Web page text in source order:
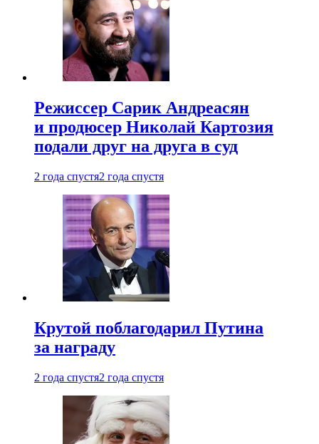
Режиссер Сарик Андреасян
и продюсер Николай Картозия
подали друг на друга в суд
2 года спустя2 года спустя
Крутой поблагодарил Путина
за награду
2 года спустя2 года спустя